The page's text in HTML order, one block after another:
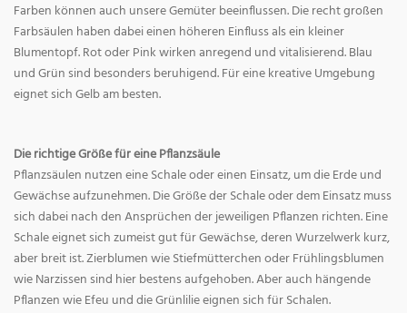
Farben können auch unsere Gemüter beeinflussen. Die recht großen
Farbsäulen haben dabei einen höheren Einfluss als ein kleiner
Blumentopf. Rot oder Pink wirken anregend und vitalisierend. Blau
und Grün sind besonders beruhigend. Für eine kreative Umgebung
eignet sich Gelb am besten.
Die richtige Größe für eine Pflanzsäule
Pflanzsäulen nutzen eine Schale oder einen Einsatz, um die Erde und
Gewächse aufzunehmen. Die Größe der Schale oder dem Einsatz muss
sich dabei nach den Ansprüchen der jeweiligen Pflanzen richten. Eine
Schale eignet sich zumeist gut für Gewächse, deren Wurzelwerk kurz,
aber breit ist. Zierblumen wie Stiefmütterchen oder Frühlingsblumen
wie Narzissen sind hier bestens aufgehoben. Aber auch hängende
Pflanzen wie Efeu und die Grünlilie eignen sich für Schalen.